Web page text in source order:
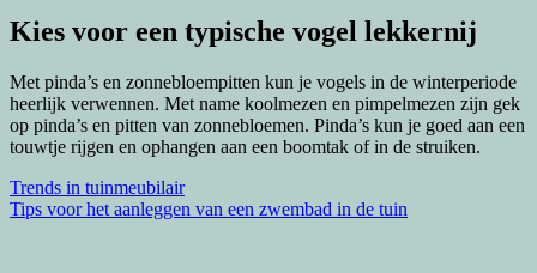
Kies voor een typische vogel lekkernij
Met pinda’s en zonnebloempitten kun je vogels in de winterperiode
heerlijk verwennen. Met name koolmezen en pimpelmezen zijn gek
op pinda’s en pitten van zonnebloemen. Pinda’s kun je goed aan een
touwtje rijgen en ophangen aan een boomtak of in de struiken.
Bericht
navigatie
Trends in tuinmeubilair
Tips voor het aanleggen van een zwembad in de tuin